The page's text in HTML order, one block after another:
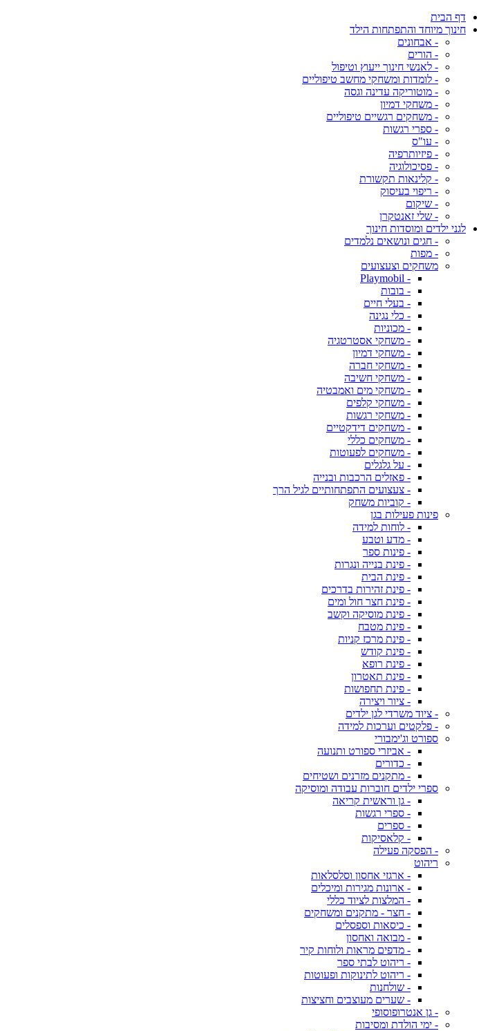
דף הבית
חינוך מיוחד והתפתחות הילד
- אבחונים
- הורים
- לאנשי חינוך ייעוץ וטיפול
- לומדות ומשחקי מחשב טיפוליים
- מוטוריקה עדינה וגסה
- משחקי דמיון
- משחקים רגשיים טיפוליים
- ספרי רגשות
- עו"ס
- פיזיותרפיה
- פסיכולוגיה
- קלינאות תקשורת
- ריפוי בעיסוק
- שיקום
- שלי זאנטקרן
לגני ילדים ומוסדות חינוך
- חגים ונושאים נלמדים
- מפות
משחקים וצעצועים
- Playmobil
- בובות
- בעלי חיים
- כלי נגינה
- מכוניות
- משחקי אסטרטגיה
- משחקי דמיון
- משחקי חברה
- משחקי חשיבה
- משחקי מים ואמבטיה
- משחקי קלפים
- משחקי רגשות
- משחקים דידקטיים
- משחקים כללי
- משחקים לפעוטות
- על גלגלים
- פאזלים הרכבות ובנייה
- צעצועים התפתחותיים לגיל הרך
- קוביות משחק
פינות פעילות בגן
- לוחות למידה
- מדע וטבע
- פינות ספר
- פינת בנייה ונגרות
- פינת הבית
- פינת זהירות בדרכים
- פינת חצר חול ומים
- פינת מוסיקה וקשב
- פינת מטבח
- פינת מרכז קניות
- פינת קודש
- פינת רופא
- פינת תאטרון
- פינת תחפושות
- ציור ויצירה
- ציוד משרדי לגן ילדים
- פלקטים וערכות למידה
ספורט וג'ימבורי
- אביזרי ספורט ותנועה
- כדורים
- מתקנים מזרנים ושטיחים
ספרי ילדים חוברות עבודה ומוסיקה
- גן וראשית קריאה
- ספרי רגשות
- ספרים
- קלאסיקות
- הפסקה פעילה
ריהוט
- ארגזי אחסון וסלסלאות
- ארונות מגירות ומיכלים
- המלצות לציוד כללי
- חצר - מתקנים ומשחקים
- כיסאות וספסלים
- מבואה ואחסון
- מדפים מראות ולוחות קיר
- ריהוט לבתי ספר
- ריהוט לתינוקות ופעוטות
- שולחנות
- שערים מעוצבים וחציצות
- גן אנטרופוסופי
- ימי הולדת ומסיבות